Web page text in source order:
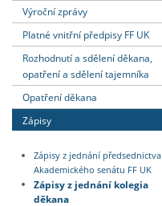
Výroční zprávy
Platné vnitřní předpisy FF UK
Rozhodnutí a sdělení děkana,
opatření a sdělení tajemníka
Opatření děkana
Zápisy
Zápisy z jednání předsednictva
Akademického senátu FF UK
Zápisy z jednání kolegia
děkana